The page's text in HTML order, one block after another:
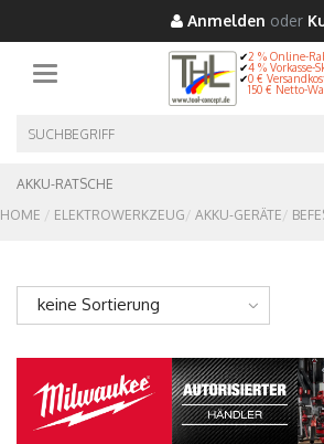
Anmelden oder
Toggle navigation
2 % Online-
4 % Vorkasse-
0 €
150 € Netto-
AKKU-RATSCHE
HOME
ELEKTROWERKZEUG AKKU-GERÄTE
keine Sortierung